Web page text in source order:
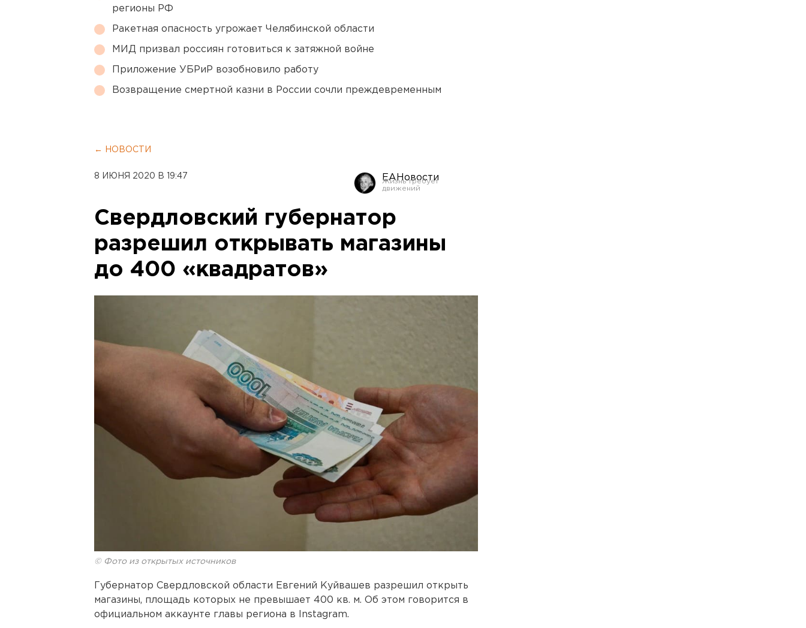
регионы РФ
Ракетная опасность угрожает Челябинской области
МИД призвал россиян готовиться к затяжной войне
Приложение УБРиР возобновило работу
Возвращение смертной казни в России сочли преждевременным
← НОВОСТИ
8 ИЮНЯ 2020 В 19:47 ЕАНовости
Свердловский губернатор
разрешил открывать магазины
до 400 «квадратов»
© Фото из открытых источников
Губернатор Свердловской области Евгений Куйвашев разрешил открыть
магазины, площадь которых не превышает 400 кв. м. Об этом говорится в
официальном аккаунте главы региона в Instagram.